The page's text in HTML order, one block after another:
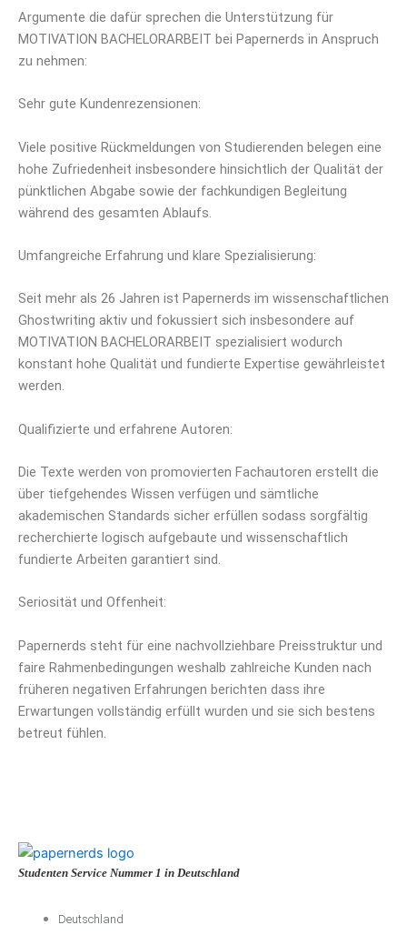
Argumente die dafür sprechen die Unterstützung für
MOTIVATION BACHELORARBEIT bei Papernerds in Anspruch
zu nehmen:
Sehr gute Kundenrezensionen:
Viele positive Rückmeldungen von Studierenden belegen eine
hohe Zufriedenheit insbesondere hinsichtlich der Qualität der
pünktlichen Abgabe sowie der fachkundigen Begleitung
während des gesamten Ablaufs.
Umfangreiche Erfahrung und klare Spezialisierung:
Seit mehr als 26 Jahren ist Papernerds im wissenschaftlichen
Ghostwriting aktiv und fokussiert sich insbesondere auf
MOTIVATION BACHELORARBEIT spezialisiert wodurch
konstant hohe Qualität und fundierte Expertise gewährleistet
werden.
Qualifizierte und erfahrene Autoren:
Die Texte werden von promovierten Fachautoren erstellt die
über tiefgehendes Wissen verfügen und sämtliche
akademischen Standards sicher erfüllen sodass sorgfältig
recherchierte logisch aufgebaute und wissenschaftlich
fundierte Arbeiten garantiert sind.
Seriosität und Offenheit:
Papernerds steht für eine nachvollziehbare Preisstruktur und
faire Rahmenbedingungen weshalb zahlreiche Kunden nach
früheren negativen Erfahrungen berichten dass ihre
Erwartungen vollständig erfüllt wurden und sie sich bestens
betreut fühlen.
Studenten Service Nummer 1 in Deutschland
Deutschland